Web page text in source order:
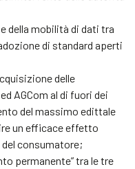
della mobilità di dati tra
di standard aperti
delle
AGCom al di fuori dei
del massimo edittale
un efficace effetto
consumatore;
permanente” tra le tre